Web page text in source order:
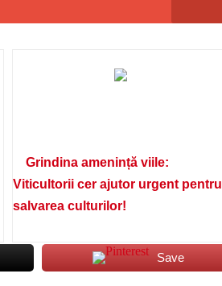
Grindina amenință viile:
Viticultorii cer ajutor urgent pentru
salvarea culturilor!
Save